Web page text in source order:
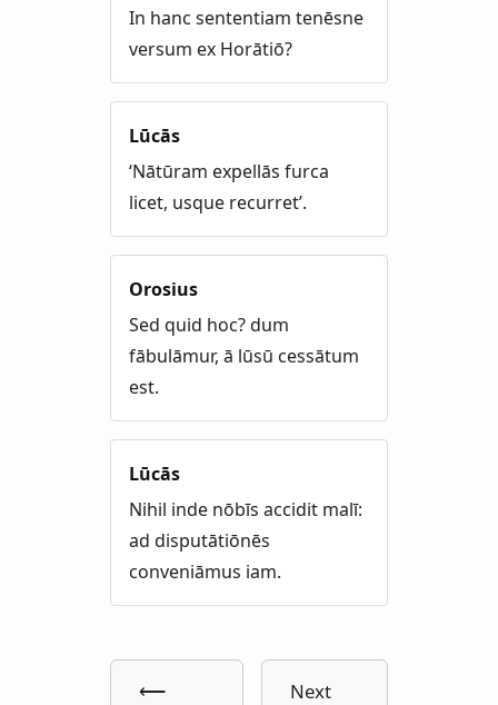
In hanc sententiam tenēsne
versum ex Horātiō?
Lūcās
‘Nātūram expellās furca
licet, usque recurret’.
Orosius
Sed quid hoc? dum
fābulāmur, ā lūsū cessātum
est.
Lūcās
Nihil inde nōbīs accidit malī:
ad disputātiōnēs
conveniāmus iam.
⟵ Next